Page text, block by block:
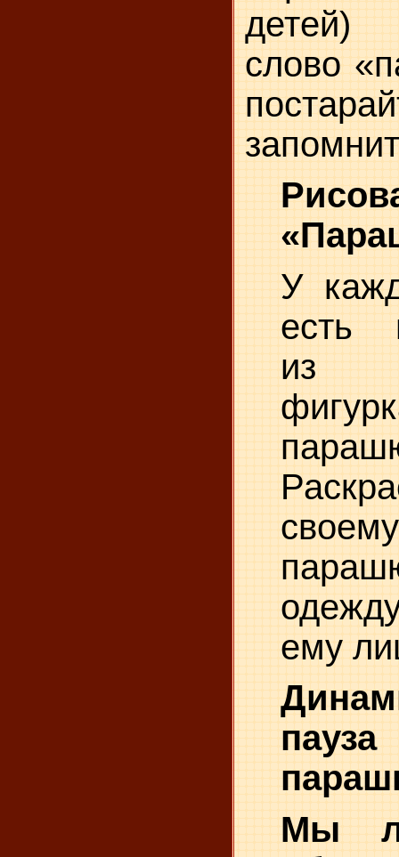
детей)
слово
У
есть
из
своему
ему
Мы